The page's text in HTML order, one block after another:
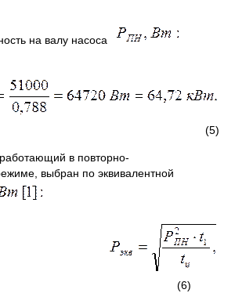
на валу насоса
(5)
в повторно-
выбран по эквивалентной
(6)